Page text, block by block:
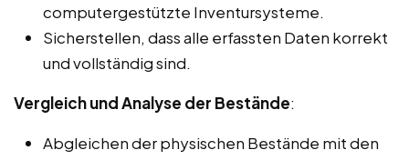
computergestützte Inventursysteme.
Sicherstellen, dass alle erfassten Daten korrekt
und vollständig sind.
Vergleich und Analyse der Bestände:
Abgleichen der physischen Bestände mit den